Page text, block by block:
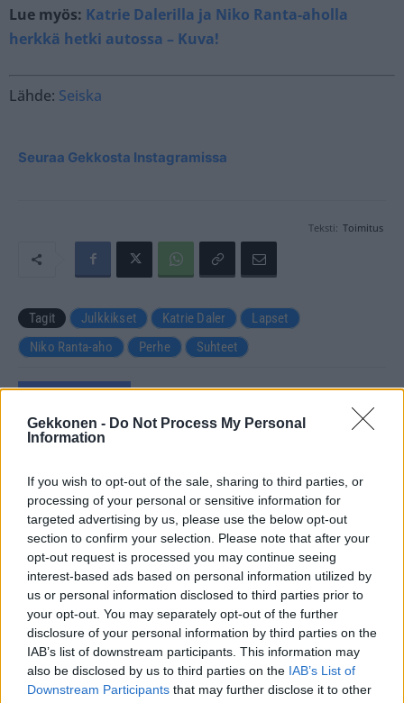
Gekkonen - Do Not Process My Personal
Information
If you wish to opt-out of the sale, sharing to third parties, or
processing of your personal or sensitive information for
targeted advertising by us, please use the below opt-out
section to confirm your selection. Please note that after your
opt-out request is processed you may continue seeing
interest-based ads based on personal information utilized by
us or personal information disclosed to third parties prior to
your opt-out. You may separately opt-out of the further
disclosure of your personal information by third parties on the
IAB’s list of downstream participants. This information may
also be disclosed by us to third parties on the IAB’s List of
Downstream Participants that may further disclose it to other
Lue myös: Katrie Dalerilla ja Niko Ranta-aholla
herkkä hetki autossa – Kuva!
Lähde: Seiska
Seuraa Gekkosta Instagramissa
Teksti: Toimitus
Tagit Julkkikset Katrie Daler
Lapset
Niko Ranta-aho
Perhe Suhteet
Kommenttiosio
Heräsikö ajatuksia? Kerro mielipiteesi.
5000
✨ Nimikone